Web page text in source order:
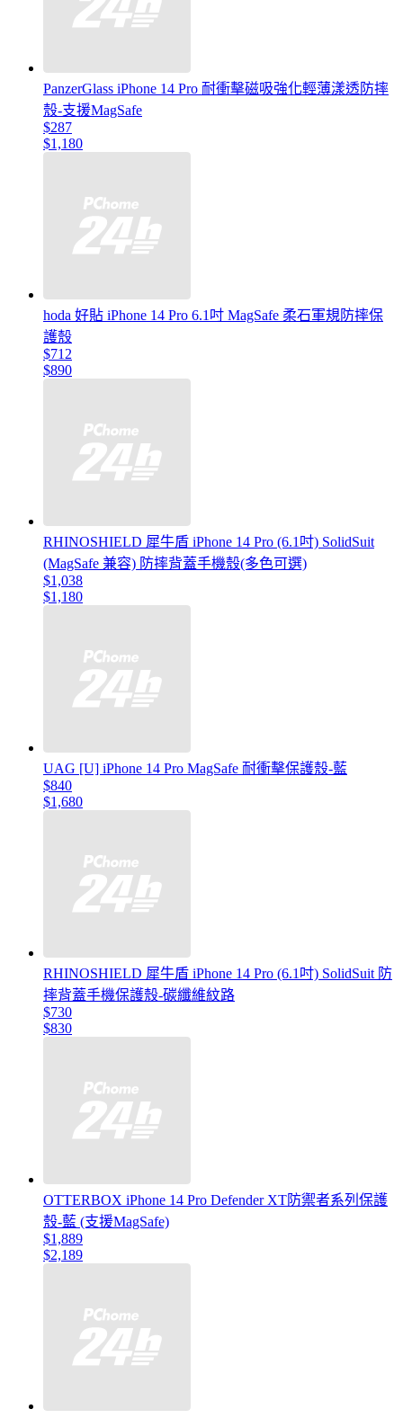
PanzerGlass iPhone 14 Pro 耐衝擊磁吸強化輕薄漾透防摔
殼-支援MagSafe
$287
$1,180
hoda 好貼 iPhone 14 Pro 6.1吋 MagSafe 柔石軍規防摔保
護殼
$712
$890
RHINOSHIELD 犀牛盾 iPhone 14 Pro (6.1吋) SolidSuit
(MagSafe 兼容) 防摔背蓋手機殼(多色可選)
$1,038
$1,180
UAG [U] iPhone 14 Pro MagSafe 耐衝擊保護殼-藍
$840
$1,680
RHINOSHIELD 犀牛盾 iPhone 14 Pro (6.1吋) SolidSuit 防
摔背蓋手機保護殼-碳纖維紋路
$730
$830
OTTERBOX iPhone 14 Pro Defender XT防禦者系列保護
殼-藍 (支援MagSafe)
$1,889
$2,189